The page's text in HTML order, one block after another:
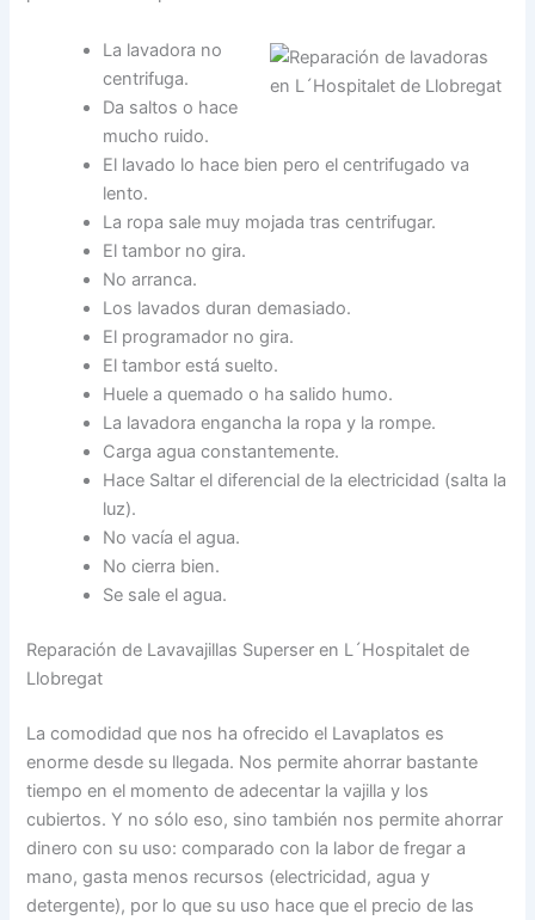
La lavadora no
centrifuga.
Da saltos o hace
mucho ruido.
El lavado lo hace bien pero el centrifugado va
lento.
La ropa sale muy mojada tras centrifugar.
El tambor no gira.
No arranca.
Los lavados duran demasiado.
El programador no gira.
El tambor está suelto.
Huele a quemado o ha salido humo.
La lavadora engancha la ropa y la rompe.
Carga agua constantemente.
Hace Saltar el diferencial de la electricidad (salta la
luz).
No vacía el agua.
No cierra bien.
Se sale el agua.
Reparación de Lavavajillas Superser en L´Hospitalet de
Llobregat
La comodidad que nos ha ofrecido el Lavaplatos es
enorme desde su llegada. Nos permite ahorrar bastante
tiempo en el momento de adecentar la vajilla y los
cubiertos. Y no sólo eso, sino también nos permite ahorrar
dinero con su uso: comparado con la labor de fregar a
mano, gasta menos recursos (electricidad, agua y
detergente), por lo que su uso hace que el precio de las